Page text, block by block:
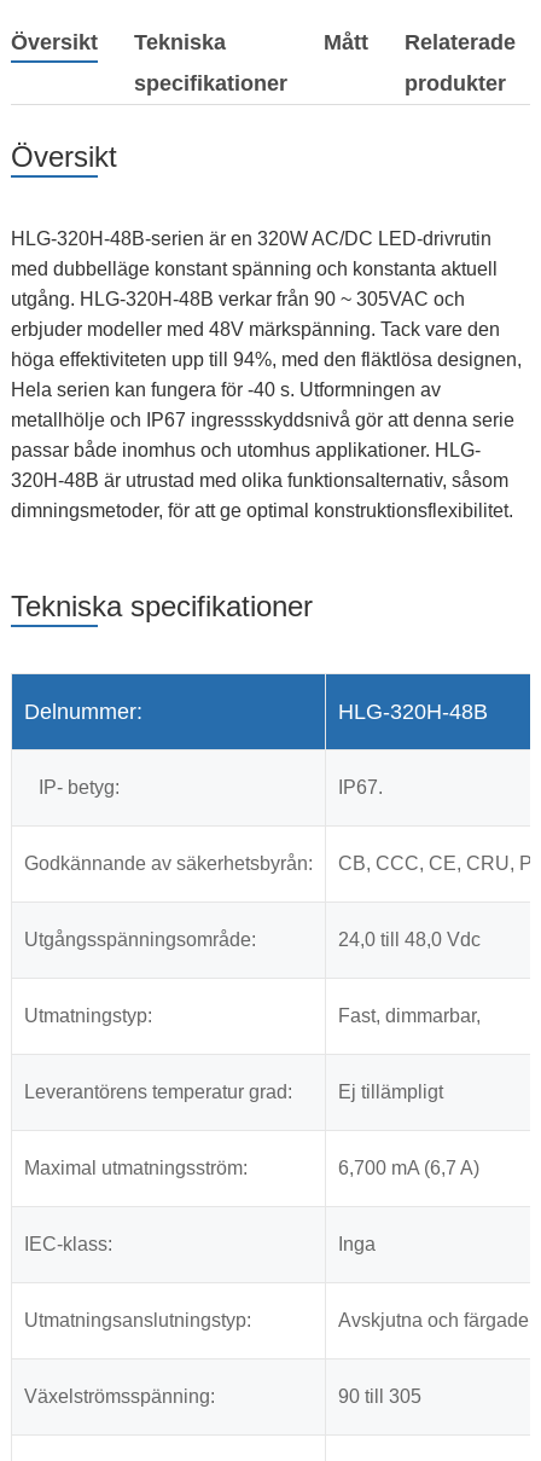
Översikt
Tekniska
specifikationer
Mått
Relaterade
produkter
Översikt
HLG-320H-48B-serien är en 320W AC/DC LED-drivrutin
med dubbelläge konstant spänning och konstanta aktuell
utgång. HLG-320H-48B verkar från 90 ~ 305VAC och
erbjuder modeller med 48V märkspänning. Tack vare den
höga effektiviteten upp till 94%, med den fläktlösa designen,
Hela serien kan fungera för -40 s. Utformningen av
metallhölje och IP67 ingressskyddsnivå gör att denna serie
passar både inomhus och utomhus applikationer. HLG-
320H-48B är utrustad med olika funktionsalternativ, såsom
dimningsmetoder, för att ge optimal konstruktionsflexibilitet.
Tekniska specifikationer
Delnummer: HLG-320H-48B
IP- betyg: IP67.
Godkännande av säkerhetsbyrån: CB, CCC, CE, CRU,
Utgångsspänningsområde: 24,0 till 48,0 Vdc
Utmatningstyp: Fast, dimmarbar,
Leverantörens temperatur grad: Ej tillämpligt
Maximal utmatningsström: 6,700 mA (6,7 A)
IEC-klass: Inga
Utmatningsanslutningstyp: Avskjutna och färgade
Växelströmsspänning: 90 till 305